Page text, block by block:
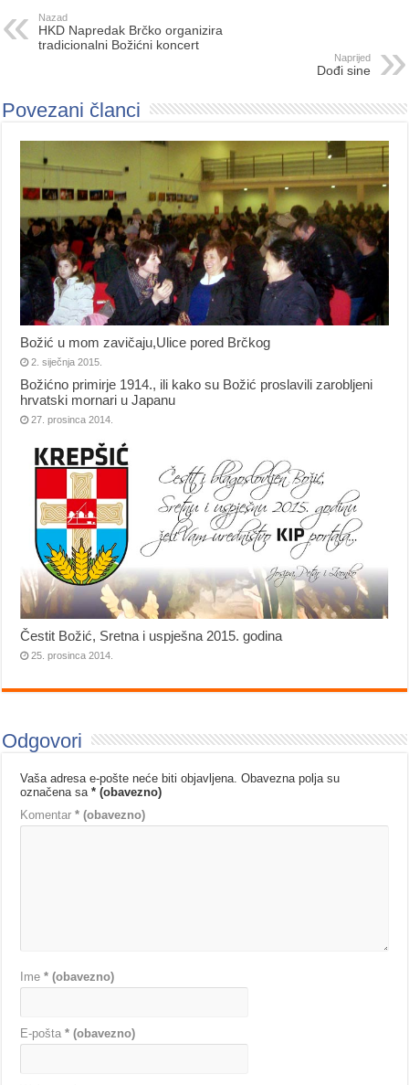
Nazad
HKD Napredak Brčko organizira
tradicionalni Božićni koncert
Naprijed
Dođi sine
Povezani članci
Božić u mom zavičaju,Ulice pored Brčkog
2. siječnja 2015.
Božićno primirje 1914., ili kako su Božić proslavili zarobljeni
hrvatski mornari u Japanu
27. prosinca 2014.
Čestit Božić, Sretna i uspješna 2015. godina
25. prosinca 2014.
Odgovori
Vaša adresa e-pošte neće biti objavljena. Obavezna polja su
označena sa* (obavezno)
Komentar* (obavezno)
Ime* (obavezno)
E-pošta* (obavezno)